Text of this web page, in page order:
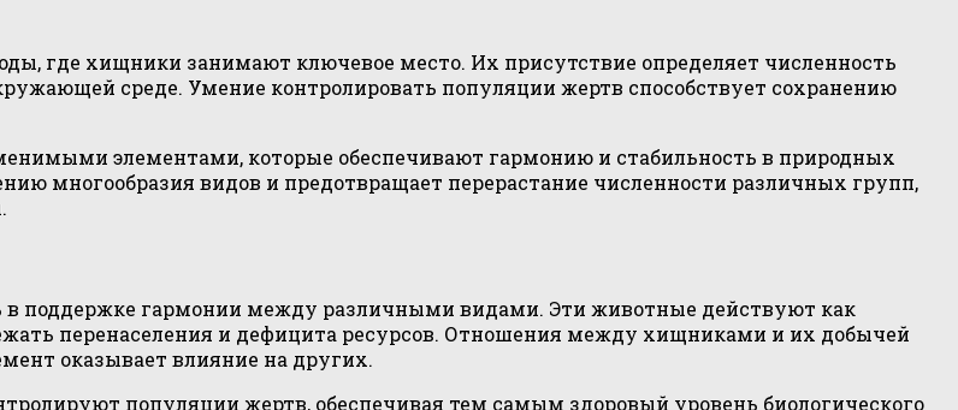
где хищники занимают ключевое место. Их присутствие определяет численность
среде. Умение контролировать популяции жертв способствует сохранению
элементами, которые обеспечивают гармонию и стабильность в природных
многообразия видов и предотвращает перерастание численности различных групп,
поддержке гармонии между различными видами. Эти животные действуют как
перенаселения и дефицита ресурсов. Отношения между хищниками и их добычей
оказывает влияние на других.
популяции жертв, обеспечивая тем самым здоровый уровень биологического